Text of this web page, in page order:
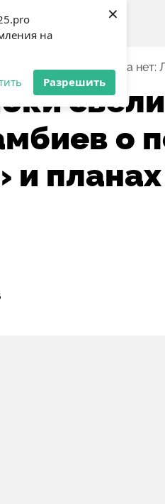
на
Разрешить
×
ошибки свели усилия на
о